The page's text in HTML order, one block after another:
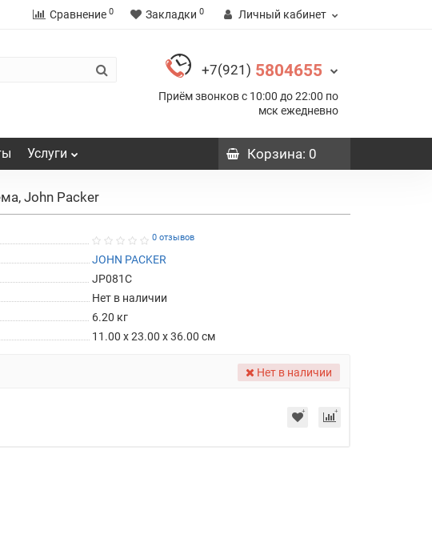
Сравнение 0 Закладки 0 Личный кабинет
+7(921) 5804655
Приём звонков с 10:00 до 22:00 по
мск ежедневно
Услуги Корзина: 0
John Packer
0 отзывов
JOHN PACKER
JP081C
Нет в наличии
6.20 кг
11.00 x 23.00 x 36.00 см
Нет в наличии